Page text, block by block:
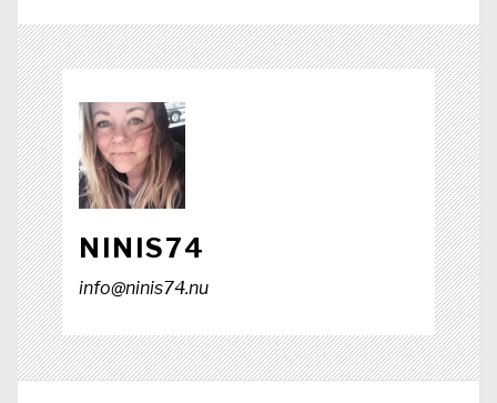
r
)
NINIS74
info@ninis74.nu